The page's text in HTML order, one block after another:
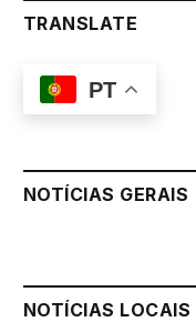
TRANSLATE
PT
NOTÍCIAS GERAIS
NOTÍCIAS LOCAIS